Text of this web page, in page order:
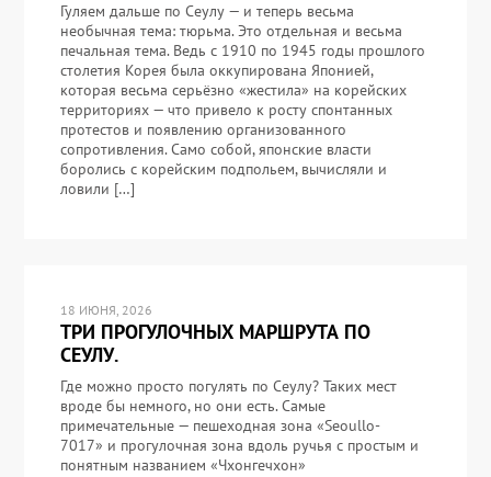
Гуляем дальше по Сеулу — и теперь весьма
необычная тема: тюрьма. Это отдельная и весьма
печальная тема. Ведь с 1910 по 1945 годы прошлого
столетия Корея была оккупирована Японией,
которая весьма серьёзно «жестила» на корейских
территориях — что привело к росту спонтанных
протестов и появлению организованного
сопротивления. Само собой, японские власти
боролись с корейским подпольем, вычисляли и
ловили […]
18 ИЮНЯ, 2026
ТРИ ПРОГУЛОЧНЫХ МАРШРУТА ПО
СЕУЛУ.
Где можно просто погулять по Сеулу? Таких мест
вроде бы немного, но они есть. Самые
примечательные — пешеходная зона «Seoullo-
7017» и прогулочная зона вдоль ручья с простым и
понятным названием «Чхонгечхон»